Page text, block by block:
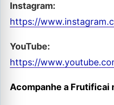
Instagram:
https://
YouTube:
https://
Acompanhe a Frutificai